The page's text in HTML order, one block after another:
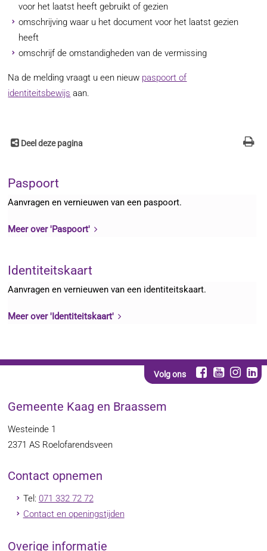
voor het laatst heeft gebruikt of gezien
omschrijving waar u het document voor het laatst gezien
heeft
omschrijf de omstandigheden van de vermissing
Na de melding vraagt u een nieuw paspoort of
identiteitsbewijs aan.
Deel deze pagina
Paspoort
Aanvragen en vernieuwen van een paspoort.
Meer over 'Paspoort'
Identiteitskaart
Aanvragen en vernieuwen van een identiteitskaart.
Meer over 'Identiteitskaart'
Volg ons
Gemeente Kaag en Braassem
Westeinde 1
2371 AS Roelofarendsveen
Contact opnemen
Tel: 071 332 72 72
Contact en openingstijden
Overige informatie